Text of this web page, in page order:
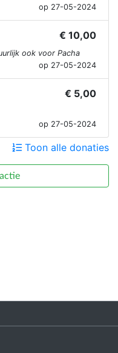
op 27-05-2024
€ 10,00
ook voor Pacha
op 27-05-2024
€ 5,00
op 27-05-2024
Toon alle donaties